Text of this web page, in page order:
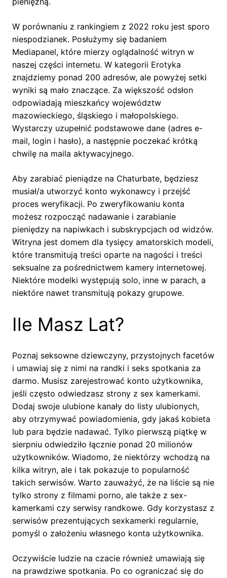
W porównaniu z rankingiem z 2022 roku jest sporo
niespodzianek. Posłużymy się badaniem
Mediapanel, które mierzy oglądalność witryn w
naszej części internetu. W kategorii Erotyka
znajdziemy ponad 200 adresów, ale powyżej setki
wyniki są mało znaczące. Za większość odsłon
odpowiadają mieszkańcy województw
mazowieckiego, śląskiego i małopolskiego.
Wystarczy uzupełnić podstawowe dane (adres e-
mail, login i hasło), a następnie poczekać krótką
chwilę na maila aktywacyjnego.
Aby zarabiać pieniądze na Chaturbate, będziesz
musiał/a utworzyć konto wykonawcy i przejść
proces weryfikacji. Po zweryfikowaniu konta
możesz rozpocząć nadawanie i zarabianie
pieniędzy na napiwkach i subskrypcjach od widzów.
Witryna jest domem dla tysięcy amatorskich modeli,
które transmitują treści oparte na nagości i treści
seksualne za pośrednictwem kamery internetowej.
Niektóre modelki występują solo, inne w parach, a
niektóre nawet transmitują pokazy grupowe.
Ile Masz Lat?
Poznaj seksowne dziewczyny, przystojnych facetów
i umawiaj się z nimi na randki i seks spotkania za
darmo. Musisz zarejestrować konto użytkownika,
jeśli często odwiedzasz strony z sex kamerkami.
Dodaj swoje ulubione kanały do listy ulubionych,
aby otrzymywać powiadomienia, gdy jakaś kobieta
lub para będzie nadawać. Tylko pierwszą piątkę w
sierpniu odwiedziło łącznie ponad 20 milionów
użytkowników. Wiadomo, że niektórzy wchodzą na
kilka witryn, ale i tak pokazuje to popularność
takich serwisów. Warto zauważyć, że na liście są nie
tylko strony z filmami porno, ale także z sex-
kamerkami czy serwisy randkowe. Gdy korzystasz z
serwisów prezentujących sexkamerki regularnie,
pomyśl o założeniu własnego konta użytkownika.
Oczywiście ludzie na czacie również umawiają się
na prawdziwe spotkania. Po co ograniczać się do